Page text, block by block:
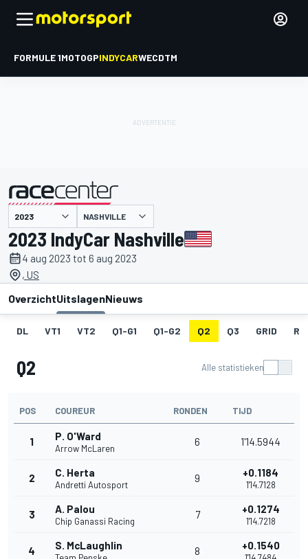
FORMULE 1MOTOGPINDYCARWECDTM
gepresenteerd door NASHVILLE
2023 IndyCar Nashville
4 aug 2023 tot 6 aug 2023
, US
OverzichtUitslagenNieuws
DL VT1 VT2 Q1-G1 Q1-G2 Q2 Q3 GRID
Q2 Alle statistieken
POS COUREUR RONDEN TIJD
1 P. O'Ward
Arrow McLaren
6 1'14.5944
2 C. Herta
Andretti Autosport
9 +0.1184
1'14.7128
3 A. Palou
Chip Ganassi Racing
7 +0.1274
1'14.7218
4 S. McLaughlin 8 +0.1540